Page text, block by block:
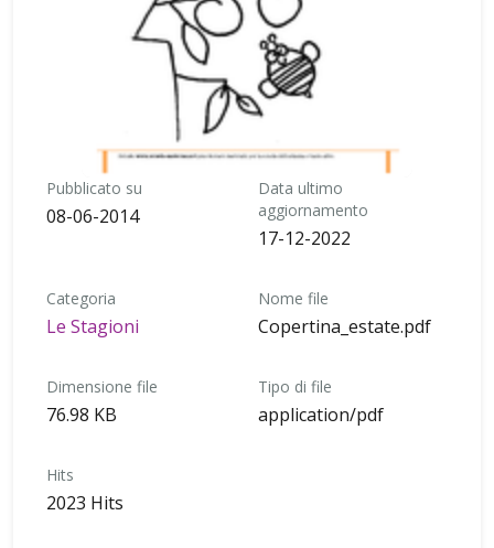
Pubblicato su
08-06-2014
Data ultimo
aggiornamento
17-12-2022
Categoria
Le Stagioni
Nome file
Copertina_estate.pdf
Dimensione file
76.98 KB
Tipo di file
application/pdf
Hits
2023 Hits